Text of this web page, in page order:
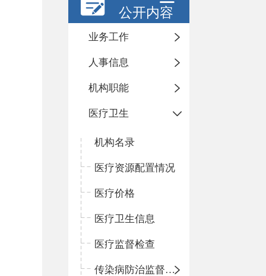
公开内容
业务工作
人事信息
机构职能
医疗卫生
机构名录
医疗资源配置情况
医疗价格
医疗卫生信息
医疗监督检查
传染病防治监督检查